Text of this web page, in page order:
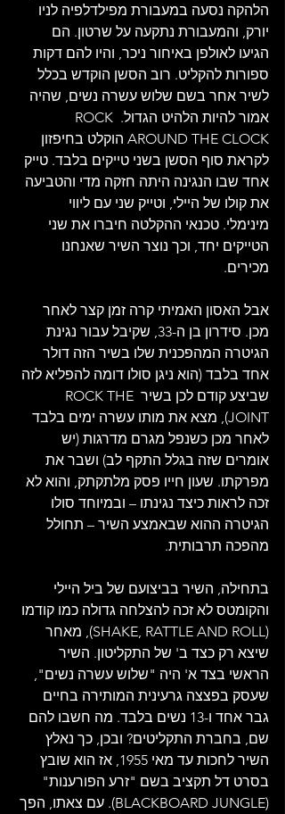
הלהקה נסעה במעבורת מפילדלפיה לניו
יורק, והמעבורת נתקעה על שרטון. הם
הגיעו לאולפן באיחור ניכר, והיו להם דקות
ספורות להקליט. רוב הסשן הוקדש בכלל
לשיר אחר בשם שלוש עשרה נשים, שהיה
אמור להיות הלהיט הגדול. ROCK
AROUND THE CLOCK הוקלט בחיפזון
לקראת סוף הסשן בשני טייקים בלבד. טייק
אחד שבו הנגינה היתה חזקה מדי והטביעה
את קולו של היילי, וטייק שני עם ליווי
מינימלי. טכנאי ההקלטה חיברו את שני
הטייקים יחד, וכך נוצר השיר שאנחנו
מכירים.
אבל האסון האמיתי קרה זמן קצר לאחר
מכן. סידרון בן ה-33, שקיבל עבור נגינת
הגיטרה המהפכנית שלו בשיר הזה דולר
אחד בלבד (הוא ניגן סולו דומה להפליא לזה
שביצע קודם לכן בשיר ROCK THE
JOINT), מצא את מותו עשרה ימים בלבד
לאחר מכן כשנפל מגרם מדרגות (יש
אומרים שזה בגלל התקף לב) ושבר את
מפרקתו. שעון חייו פסק מלתקתק, והוא לא
זכה לראות כיצד נגינתו – ובמיוחד סולו
הגיטרה ההוא שבאמצע השיר – תחולל
מהפכה תרבותית.
בתחילה, השיר בביצועם של ביל היילי
והקומטס לא זכה להצלחה גדולה כמו קודמו
(SHAKE, RATTLE AND ROLL), מאחר
שיצא רק כצד ב' של התקליטון. השיר
הראשי בצד א' היה "שלוש עשרה נשים",
שעסק בפצצה גרעינית המותירה בחיים
גבר אחד ו-13 נשים בלבד. מה חשבו להם
שם, בחברת התקליטים? ובכן, כך נאלץ
השיר לחכות עד מאי 1955, אז הוא שובץ
בסרט דל תקציב בשם "זרע הפורענות"
(BLACKBOARD JUNGLE). עם צאתו, הפך